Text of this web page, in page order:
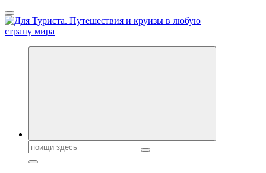
Перейти
к
содержанию
Новости туризма, куда поехать на отдых, где провести отпуск.
Поиск: